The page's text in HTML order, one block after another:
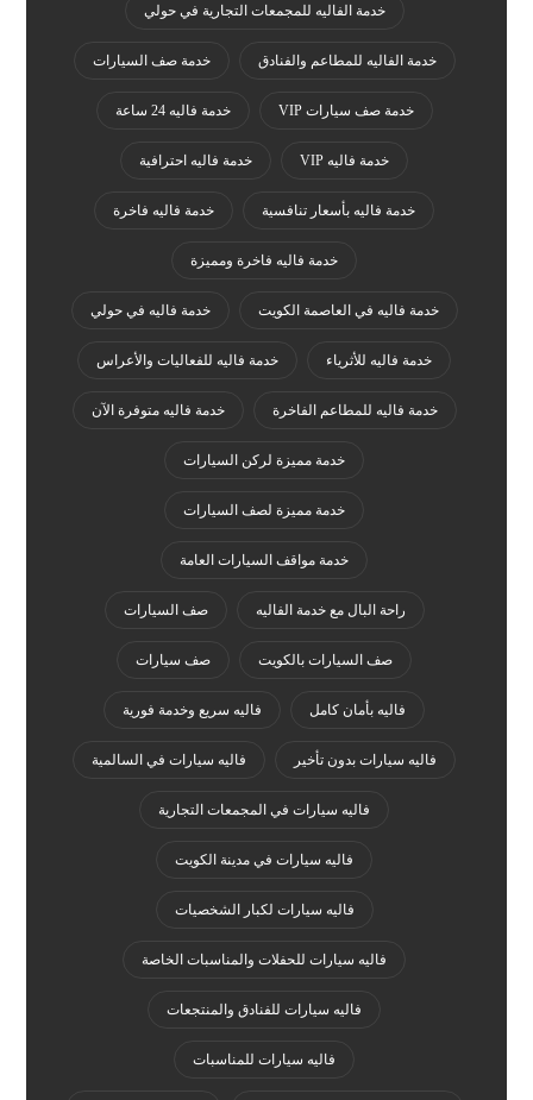
خدمة الفاليه للمجمعات التجارية في حولي
خدمة الفاليه للمطاعم والفنادق خدمة صف السيارات
خدمة صف سيارات VIP خدمة فاليه 24 ساعة
خدمة فاليه VIP خدمة فاليه احترافية
خدمة فاليه بأسعار تنافسية خدمة فاليه فاخرة
خدمة فاليه فاخرة ومميزة
خدمة فاليه في العاصمة الكويت خدمة فاليه في حولي
خدمة فاليه للأثرياء خدمة فاليه للفعاليات والأعراس
خدمة فاليه للمطاعم الفاخرة خدمة فاليه متوفرة الآن
خدمة مميزة لركن السيارات
خدمة مميزة لصف السيارات
خدمة مواقف السيارات العامة
راحة البال مع خدمة الفاليه صف السيارات
صف السيارات بالكويت صف سيارات
فاليه بأمان كامل فاليه سريع وخدمة فورية
فاليه سيارات بدون تأخير فاليه سيارات في السالمية
فاليه سيارات في المجمعات التجارية
فاليه سيارات في مدينة الكويت
فاليه سيارات لكبار الشخصيات
فاليه سيارات للحفلات والمناسبات الخاصة
فاليه سيارات للفنادق والمنتجعات
فاليه سيارات للمناسبات